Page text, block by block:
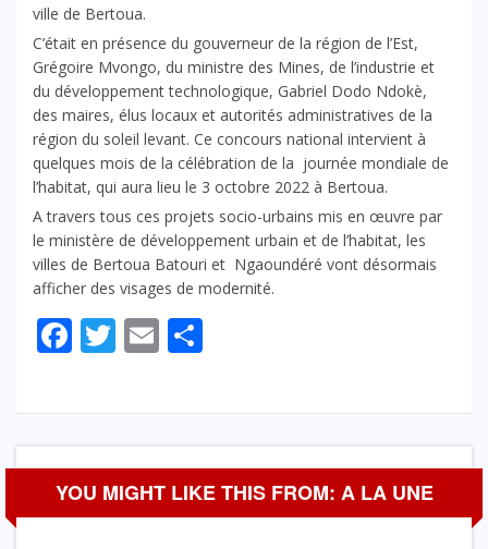
ville de Bertoua.
C’était en présence du gouverneur de la région de l’Est,
Grégoire Mvongo, du ministre des Mines, de l’industrie et
du développement technologique, Gabriel Dodo Ndokè,
des maires, élus locaux et autorités administratives de la
région du soleil levant. Ce concours national intervient à
quelques mois de la célébration de la journée mondiale de
l’habitat, qui aura lieu le 3 octobre 2022 à Bertoua.
A travers tous ces projets socio-urbains mis en œuvre par
le ministère de développement urbain et de l’habitat, les
villes de Bertoua Batouri et Ngaoundéré vont désormais
afficher des visages de modernité.
Facebook
Twitter
Email
YOU MIGHT LIKE THIS FROM: A LA UNE